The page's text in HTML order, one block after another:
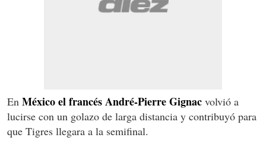
En México el francés André-Pierre Gignac volvió a
lucirse con un golazo de larga distancia y contribuyó para
que Tigres llegara a la semifinal.